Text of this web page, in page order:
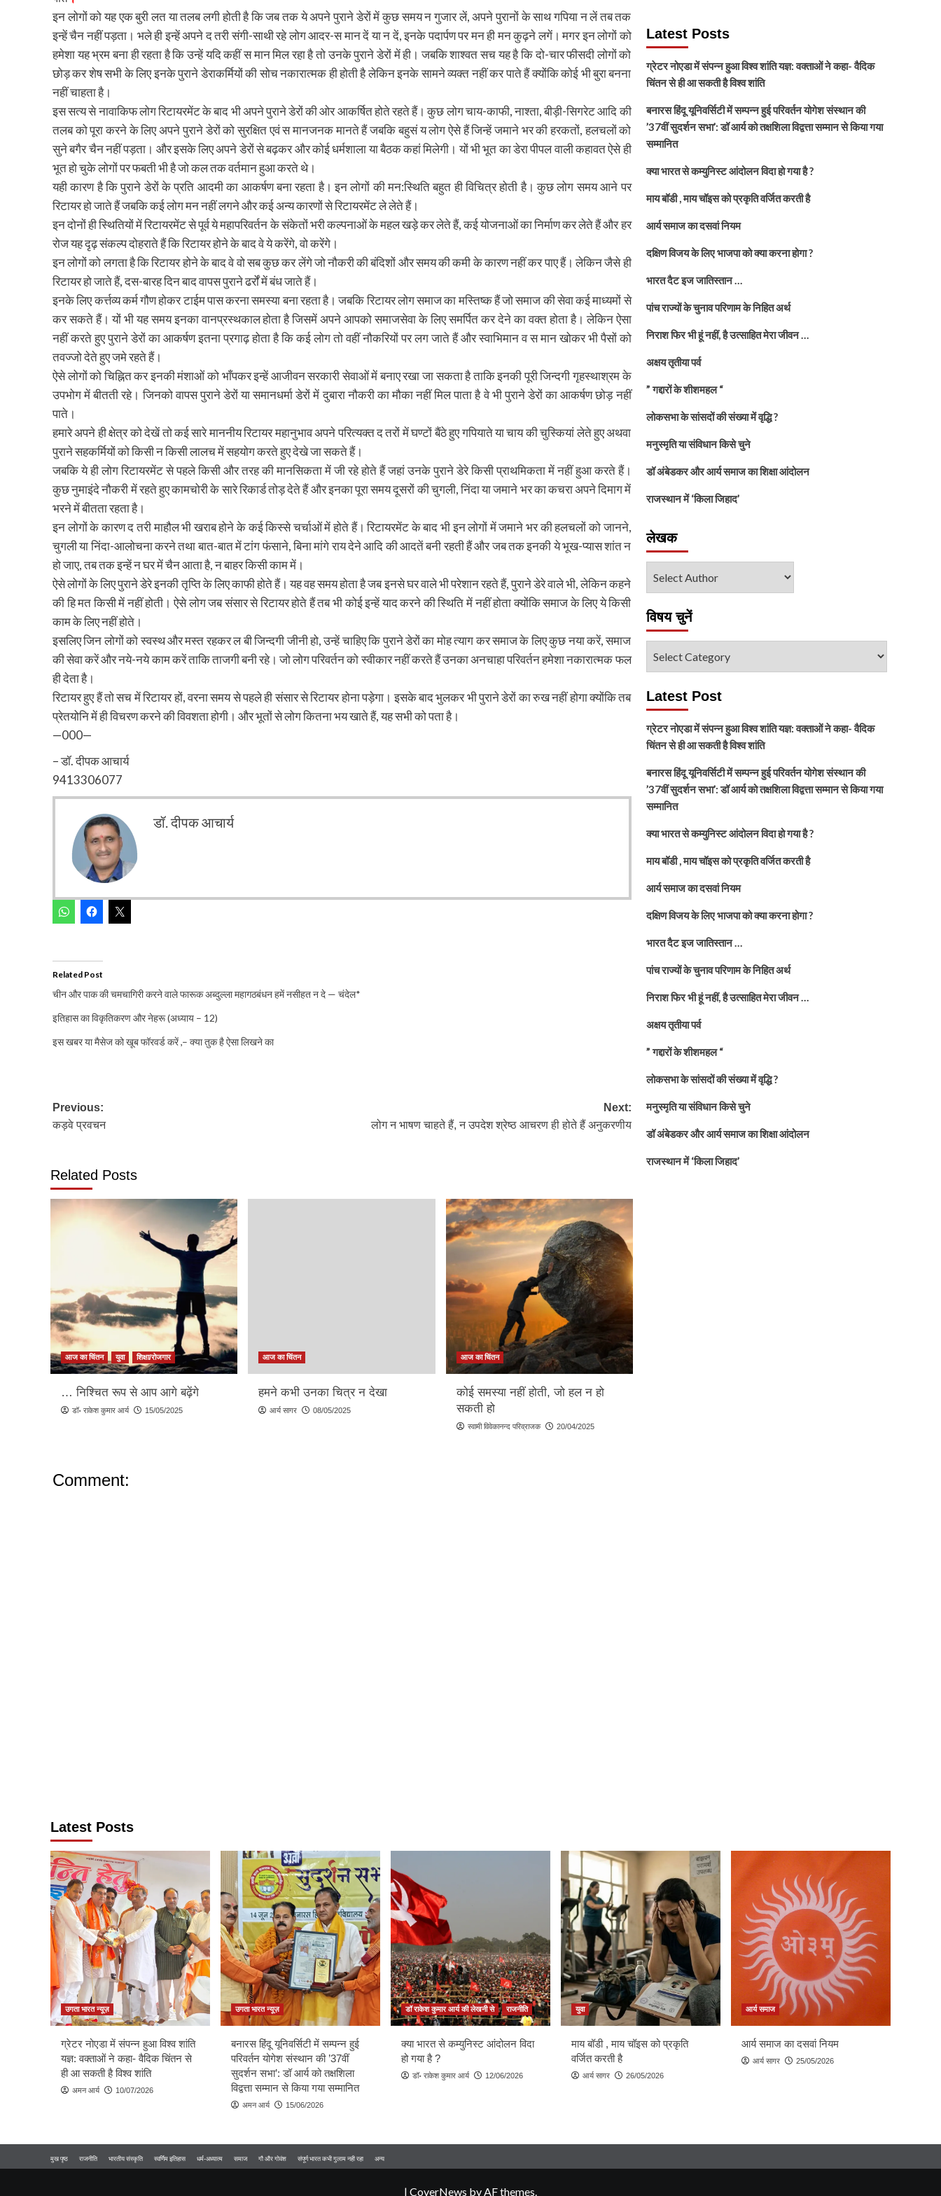
इन लोगों को यह एक बुरी लत या तलब लगी होती है कि जब तक ये अपने पुराने डेरों में कुछ समय न गुजार लें, अपने पुरानों के साथ गपिया न लें तब तक
इन्हें चैन नहीं पड़ता। भले ही इन्हें अपने द तरी संगी-साथी रहे लोग आदर-स मान दें या न दें, इनके पदार्पण पर मन ही मन कुढ़ने लगें। मगर इन लोगों को
हमेशा यह भ्रम बना ही रहता है कि उन्हें यदि कहीं स मान मिल रहा है तो उनके पुराने डेरों में ही। जबकि शाश्वत सच यह है कि दो-चार फीसदी लोगों को
छोड़ कर शेष सभी के लिए इनके पुराने डेराकर्मियों की सोच नकारात्मक ही होती है लेकिन इनके सामने व्यक्त नहीं कर पाते हैं क्योंकि कोई भी बुरा बनना
नहीं चाहता है।
इस सत्य से नावाकिफ लोग रिटायरमेंट के बाद भी अपने पुराने डेरों की ओर आकर्षित होते रहते हैं। कुछ लोग चाय-काफी, नाश्ता, बीड़ी-सिगरेट आदि की
तलब को पूरा करने के लिए अपने पुराने डेरों को सुरक्षित एवं स मानजनक मानते हैं जबकि बहुसं य लोग ऐसे हैं जिन्हें जमाने भर की हरकतों, हलचलों को
सुने बगैर चैन नहीं पड़ता। और इसके लिए अपने डेरों से बढ़कर और कोई धर्मशाला या बैठक कहां मिलेगी। यों भी भूत का डेरा पीपल वाली कहावत ऐसे ही
भूत हो चुके लोगों पर फबती भी है जो कल तक वर्तमान हुआ करते थे।
यही कारण है कि पुराने डेरों के प्रति आदमी का आकर्षण बना रहता है। इन लोगों की मन:स्थिति बहुत ही विचित्र होती है। कुछ लोग समय आने पर
रिटायर हो जाते हैं जबकि कई लोग मन नहीं लगने और कई अन्य कारणों से रिटायरमेंट ले लेते हैं।
इन दोनों ही स्थितियों में रिटायरमेंट से पूर्व ये महापरिवर्तन के संकेतों भरी कल्पनाओं के महल खड़े कर लेते हैं, कई योजनाओं का निर्माण कर लेते हैं और हर
रोज यह दृढ़ संकल्प दोहराते हैं कि रिटायर होने के बाद वे ये करेंगे, वो करेंगे।
इन लोगों को लगता है कि रिटायर होने के बाद वे वो सब कुछ कर लेंगे जो नौकरी की बंदिशों और समय की कमी के कारण नहीं कर पाए हैं। लेकिन जैसे ही
रिटायर हो जाते हैं, दस-बारह दिन बाद वापस पुराने ढर्रों में बंध जाते हैं।
इनके लिए कर्त्तव्य कर्म गौण होकर टाईम पास करना समस्या बना रहता है। जबकि रिटायर लोग समाज का मस्तिष्क हैं जो समाज की सेवा कई माध्यमों से
कर सकते हैं। यों भी यह समय इनका वानप्रस्थकाल होता है जिसमें अपने आपको समाजसेवा के लिए समर्पित कर देने का वक्त होता है। लेकिन ऐसा
नहीं करते हुए पुराने डेरों का आकर्षण इतना प्रगाढ़ होता है कि कई लोग तो वहीं नौकरियों पर लग जाते हैं और स्वाभिमान व स मान खोकर भी पैसों को
तवज्जो देते हुए जमे रहते हैं।
ऐसे लोगों को चिह्नित कर इनकी मंशाओं को भाँपकर इन्हें आजीवन सरकारी सेवाओं में बनाए रखा जा सकता है ताकि इनकी पूरी जिन्दगी गृहस्थाश्रम के
उपभोग में बीतती रहे। जिनको वापस पुराने डेरों या समानधर्मा डेरों में दुबारा नौकरी का मौका नहीं मिल पाता है वे भी पुराने डेरों का आकर्षण छोड़ नहीं
पाते।
हमारे अपने ही क्षेत्र को देखें तो कई सारे माननीय रिटायर महानुभाव अपने परित्यक्त द तरों में घण्टों बैंठे हुए गपियाते या चाय की चुस्कियां लेते हुए अथवा
पुराने सहकर्मियों को किसी न किसी लालच में सहयोग करते हुए देखे जा सकते हैं।
जबकि ये ही लोग रिटायरमेंट से पहले किसी और तरह की मानसिकता में जी रहे होते हैं जहां उनके पुराने डेरे किसी प्राथमिकता में नहीं हुआ करते हैं।
कुछ नुमाइंदे नौकरी में रहते हुए कामचोरी के सारे रिकार्ड तोड़ देते हैं और इनका पूरा समय दूसरों की चुगली, निंदा या जमाने भर का कचरा अपने दिमाग में
भरने में बीतता रहता है।
इन लोगों के कारण द तरी माहौल भी खराब होने के कई किस्से चर्चाओं में होते हैं। रिटायरमेंट के बाद भी इन लोगों में जमाने भर की हलचलों को जानने,
चुगली या निंदा-आलोचना करने तथा बात-बात में टांग फंसाने, बिना मांगे राय देने आदि की आदतें बनी रहती हैं और जब तक इनकी ये भूख-प्यास शांत न
हो जाए, तब तक इन्हें न घर में चैन आता है, न बाहर किसी काम में।
ऐसे लोगों के लिए पुराने डेरे इनकी तृप्ति के लिए काफी होते हैं। यह वह समय होता है जब इनसे घर वाले भी परेशान रहते हैं, पुराने डेरे वाले भी, लेकिन कहने
की हि मत किसी में नहीं होती। ऐसे लोग जब संसार से रिटायर होते हैं तब भी कोई इन्हें याद करने की स्थिति में नहीं होता क्योंकि समाज के लिए ये किसी
काम के लिए नहीं होते।
इसलिए जिन लोगों को स्वस्थ और मस्त रहकर ल बी जिन्दगी जीनी हो, उन्हें चाहिए कि पुराने डेरों का मोह त्याग कर समाज के लिए कुछ नया करें, समाज
की सेवा करें और नये-नये काम करें ताकि ताजगी बनी रहे। जो लोग परिवर्तन को स्वीकार नहीं करते हैं उनका अनचाहा परिवर्तन हमेशा नकारात्मक फल
ही देता है।
रिटायर हुए हैं तो सच में रिटायर हों, वरना समय से पहले ही संसार से रिटायर होना पड़ेगा। इसके बाद भुलकर भी पुराने डेरों का रुख नहीं होगा क्योंकि तब
प्रेतयोनि में ही विचरण करने की विवशता होगी। और भूतों से लोग कितना भय खाते हैं, यह सभी को पता है।
—000—
– डॉ. दीपक आचार्य
9413306077
डॉ. दीपक आचार्य
Related Post
चीन और पाक की चमचागिरी करने वाले फारूक अब्दुल्ला महागठबंधन हमें नसीहत न दे — चंदेल*
इतिहास का विकृतिकरण और नेहरू (अध्याय – 12)
इस खबर या मैसेज को खूब फॉरवर्ड करें ,– क्या तुक है ऐसा लिखने का
Post
navigation
Previous:
कड़वे प्रवचन
Next:
लोग न भाषण चाहते हैं, न उपदेश श्रेष्ठ आचरण ही होते हैं अनुकरणीय
Related Posts
आज का चिंतन युवा शिक्षा/रोजगार
… निश्चित रूप से आप आगे बढ़ेंगे
डॉ॰ राकेश कुमार आर्य 15/05/2025
आज का चिंतन
हमने कभी उनका चित्र न देखा
आर्य सागर 08/05/2025
आज का चिंतन
कोई समस्या नहीं होती, जो हल न हो
सकती हो
स्वामी विवेकानन्द परिव्राजक 20/04/2025
Comment:
Latest Posts
ग्रेटर नोएडा में संपन्न हुआ विश्व शांति यज्ञ: वक्ताओं ने कहा- वैदिक
चिंतन से ही आ सकती है विश्व शांति
बनारस हिंदू यूनिवर्सिटी में सम्पन्न हुई परिवर्तन योगेश संस्थान की
’37वीं सुदर्शन सभा’: डॉ आर्य को तक्षशिला विद्वत्ता सम्मान से किया गया
सम्मानित
क्या भारत से कम्युनिस्ट आंदोलन विदा हो गया है ?
माय बॉडी , माय चॉइस को प्रकृति वर्जित करती है
आर्य समाज का दसवां नियम
दक्षिण विजय के लिए भाजपा को क्या करना होगा ?
भारत दैट इज जातिस्तान …
पांच राज्यों के चुनाव परिणाम के निहित अर्थ
निराश फिर भी हूं नहीं, है उत्साहित मेरा जीवन …
अक्षय तृतीया पर्व
” गद्दारों के शीशमहल “
लोकसभा के सांसदों की संख्या में वृद्धि ?
मनुस्मृति या संविधान किसे चुने
डॉ अंबेडकर और आर्य समाज का शिक्षा आंदोलन
राजस्थान में ‘किला जिहाद’
लेखक
विषय चुनें
Latest Post
ग्रेटर नोएडा में संपन्न हुआ विश्व शांति यज्ञ: वक्ताओं ने कहा- वैदिक
चिंतन से ही आ सकती है विश्व शांति
बनारस हिंदू यूनिवर्सिटी में सम्पन्न हुई परिवर्तन योगेश संस्थान की
’37वीं सुदर्शन सभा’: डॉ आर्य को तक्षशिला विद्वत्ता सम्मान से किया गया
सम्मानित
क्या भारत से कम्युनिस्ट आंदोलन विदा हो गया है ?
माय बॉडी , माय चॉइस को प्रकृति वर्जित करती है
आर्य समाज का दसवां नियम
दक्षिण विजय के लिए भाजपा को क्या करना होगा ?
भारत दैट इज जातिस्तान …
पांच राज्यों के चुनाव परिणाम के निहित अर्थ
निराश फिर भी हूं नहीं, है उत्साहित मेरा जीवन …
अक्षय तृतीया पर्व
” गद्दारों के शीशमहल “
लोकसभा के सांसदों की संख्या में वृद्धि ?
मनुस्मृति या संविधान किसे चुने
डॉ अंबेडकर और आर्य समाज का शिक्षा आंदोलन
राजस्थान में ‘किला जिहाद’
Latest Posts
उगता भारत न्यूज़
ग्रेटर नोएडा में संपन्न हुआ विश्व शांति
यज्ञ: वक्ताओं ने कहा- वैदिक चिंतन से
ही आ सकती है विश्व शांति
अमन आर्य 10/07/2026
उगता भारत न्यूज़
बनारस हिंदू यूनिवर्सिटी में सम्पन्न हुई
परिवर्तन योगेश संस्थान की ’37वीं
सुदर्शन सभा’: डॉ आर्य को तक्षशिला
विद्वत्ता सम्मान से किया गया सम्मानित
अमन आर्य 15/06/2026
डॉ राकेश कुमार आर्य की लेखनी से राजनीति
क्या भारत से कम्युनिस्ट आंदोलन विदा
हो गया है ?
डॉ॰ राकेश कुमार आर्य 12/06/2026
युवा
माय बॉडी , माय चॉइस को प्रकृति
वर्जित करती है
आर्य सागर 26/05/2026
आर्य समाज
आर्य समाज का दसवां नियम
आर्य सागर 25/05/2026
मुख पृष्ठ राजनीति भारतीय संस्कृति स्वर्णिम इतिहास धर्म-अध्यात्म समाज गौ और गोवंश संपूर्ण भारत कभी गुलाम नही रहा अन्य
| CoverNews by AF themes.